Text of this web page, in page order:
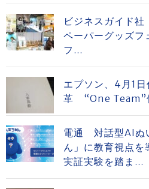
ビジネスガイド
ペーパーグッズフ
フ...
エプソン、4月1
革 “One Team”
電通 対話型AIぬ
ん」に教育視点
実証実験を踏ま...